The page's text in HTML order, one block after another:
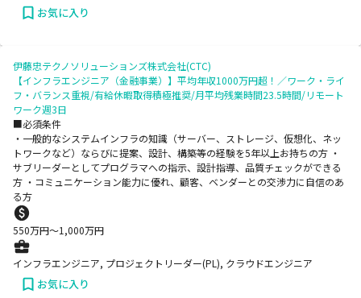
お気に入り
伊藤忠テクノソリューションズ株式会社(CTC)
【インフラエンジニア（金融事業）】平均年収1000万円超！／ワーク・ライ
フ・バランス重視/有給休暇取得積極推奨/月平均残業時間23.5時間/リモート
ワーク週3日
■必須条件
・一般的なシステムインフラの知識（サーバー、ストレージ、仮想化、ネッ
トワークなど）ならびに提案、設計、構築等の経験を5年以上お持ちの方 ・
サブリーダーとしてプログラマへの指示、設計指導、品質チェックができる
方 ・コミュニケーション能力に優れ、顧客、ベンダーとの交渉力に自信のあ
る方
550万円〜1,000万円
インフラエンジニア, プロジェクトリーダー(PL), クラウドエンジニア
お気に入り